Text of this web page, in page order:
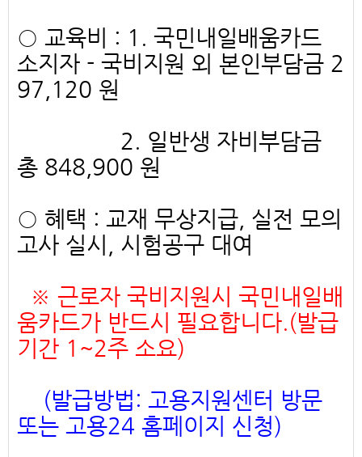
○ 교육비 : 1. 국민내일배움카드
소지자 - 국비지원 외 본인부담금 2
97,120 원
2. 일반생 자비부담금
총 848,900 원
○ 혜택 : 교재 무상지급, 실전 모의
고사 실시, 시험공구 대여
※ 근로자 국비지원시 국민내일배
움카드가 반드시 필요합니다.(발급
기간 1~2주 소요)
(발급방법: 고용지원센터 방문
또는 고용24 홈페이지 신청)